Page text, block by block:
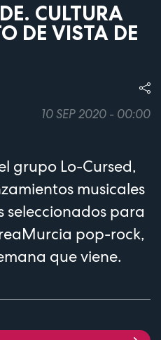
CULTURA
DE VISTA DE
10 SEP 2020 - 00:00
grupo Lo-Cursed,
musicales
seleccionados para
pop-rock,
que viene.